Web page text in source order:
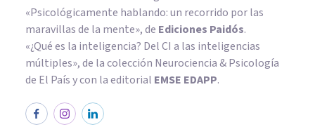
«Psicológicamente hablando: un recorrido por las
maravillas de la mente», de Ediciones Paidós.
«¿Qué es la inteligencia? Del CI a las inteligencias
múltiples», de la colección Neurociencia & Psicología
de El País y con la editorial EMSE EDAPP.